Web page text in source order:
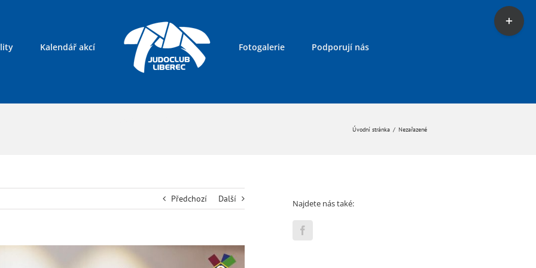
Kalendář akcí Fotogalerie Podporují nás
Úvodní stránka / Nezařazené
Předchozí Další Najdete nás také:
Toggle
Sliding
Bar